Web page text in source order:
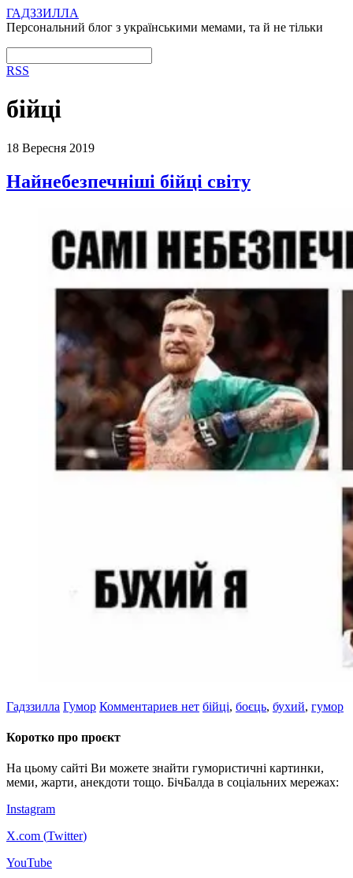
ГАДЗЗИЛЛА
Персональний блог з українськими мемами, та й не тільки
RSS
бійці
18 Вересня 2019
Найнебезпечніші бійці світу
Гадззилла Гумор Комментариев нет бійці, боєць, бухий, гумор
Коротко про проєкт
На цьому сайті Ви можете знайти гумористичні картинки,
меми, жарти, анекдоти тощо. БічБалда в соціальних мережах:
Instagram
X.com (Twitter)
YouTube